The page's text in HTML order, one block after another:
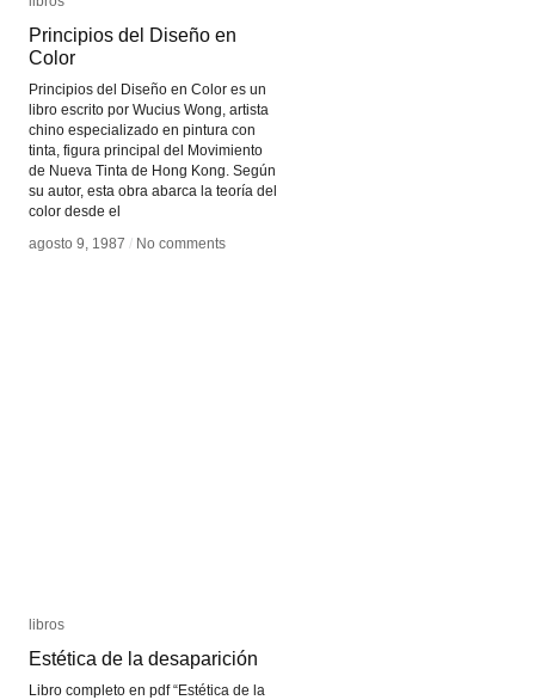
Principios del Diseño en
Color
Principios del Diseño en Color es un
libro escrito por Wucius Wong, artista
chino especializado en pintura con
tinta, figura principal del Movimiento
de Nueva Tinta de Hong Kong. Según
su autor, esta obra abarca la teoría del
color desde el
agosto 9, 1987 / No comments
Principios del Diseño en
Color
agosto 9, 1987 / No comments
libros
Estética de la desaparición
Libro completo en pdf “Estética de la
libros
Estética de la desaparición